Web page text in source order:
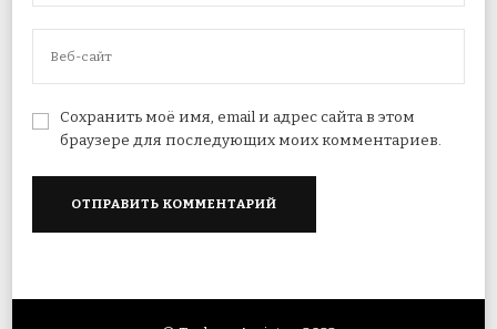
Сохранить моё имя, email и адрес сайта в этом
браузере для последующих моих комментариев.